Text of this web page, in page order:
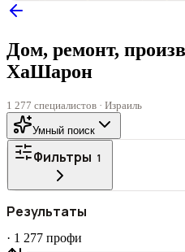
Дом, ремонт,
ХаШарон
1 277 специалистов · Израиль
Умный поиск
Фильтры 1
Все
СТАТУС
Результаты
· 1 277 профи